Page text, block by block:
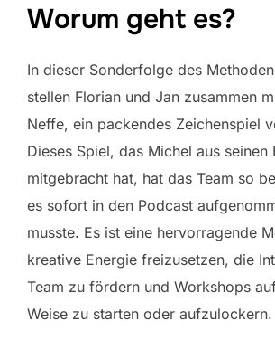
Worum geht es?
In dieser Sonderfolge des
stellen Florian und Jan zusammen
Neffe, ein packendes Zeichenspiel
Dieses Spiel, das Michel aus seinen
mitgebracht hat, hat das Team so
es sofort in den Podcast
musste. Es ist eine hervorragende
kreative Energie freizusetzen, die
Team zu fördern und Workshops
Weise zu starten oder aufzulockern.